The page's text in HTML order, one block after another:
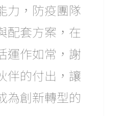
力，防疫團隊
配套方案，在
運作如常，謝
伴的付出，讓
為創新轉型的